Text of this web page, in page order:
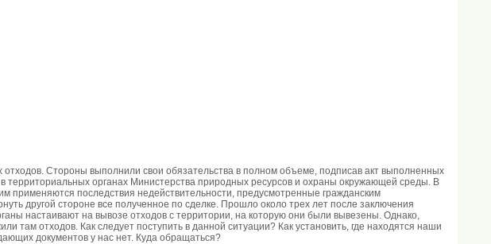
Стороны выполнили свои обязательства в полном объеме, подписав акт выполненных
территориальных органах Министерства природных ресурсов и охраны окружающей среды. В
применяются последствия недействительности, предусмотренные гражданским
другой стороне все полученное по сделке. Прошло около трех лет после заключения
настаивают на вывозе отходов с территории, на которую они были вывезены. Однако,
там отходов. Как следует поступить в данной ситуации? Как установить, где находятся наши
документов у нас нет. Куда обращаться?